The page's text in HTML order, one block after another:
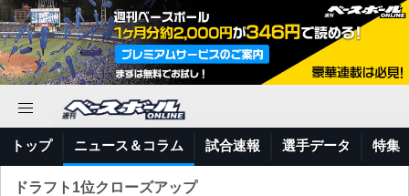
トップ ニュース＆コラム 試合速報 選手データ 特集
ドラフト1位クローズアップ